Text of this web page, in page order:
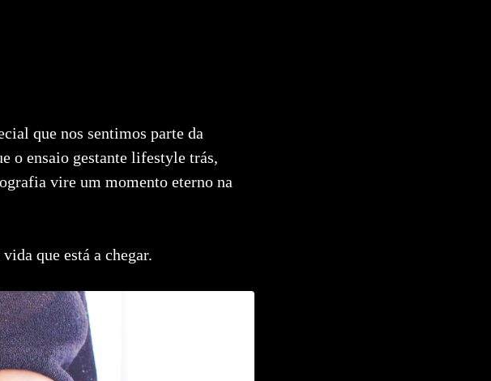
que nos sentimos parte da
o ensaio gestante lifestyle trás,
vire um momento eterno na
que está a chegar.